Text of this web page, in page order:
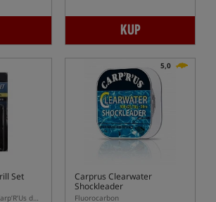
KUP
Set
Zestaw z wiertłem Carp’R’Us do kulek i pałeczek EVA
5,0
Carprus Clearwater
Shockleader
Fluorocarbon